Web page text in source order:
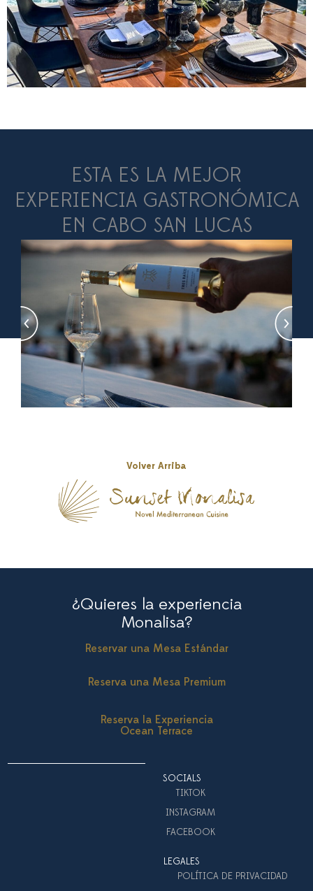
ESTA ES LA MEJOR
EXPERIENCIA GASTRONÓMICA
EN CABO SAN LUCAS
Volver Arriba
¿Quieres la experiencia
Monalisa?
Reservar una Mesa Estándar
Reserva una Mesa Premium
Reserva la Experiencia
Ocean Terrace
SOCIALS
TIKTOK
INSTAGRAM
FACEBOOK
LEGALES
POLÍTICA DE PRIVACIDAD